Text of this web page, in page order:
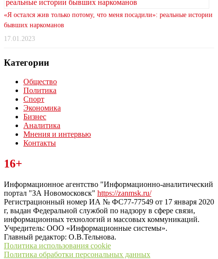
«Я остался жив только потому, что меня посадили»: реальные истории
бывших наркоманов
17.01.2023
Категории
Общество
Политика
Спорт
Экономика
Бизнес
Аналитика
Мнения и интервью
Контакты
Читайте последние новости дня в Тульской области на сайте
“ЗаНовомосковск”
16+
Информационное агентство "Информационно-аналитический
портал "ЗА Новомосковск" https://zanmsk.ru/
Регистрационный номер ИА № ФС77-77549 от 17 января 2020
г, выдан Федеральной службой по надзору в сфере связи,
информационных технологий и массовых коммуникаций.
Учредитель: ООО «Информационные системы».
Главный редактор: О.В.Тельнова.
Политика использования cookie
Политика обработки персональных данных